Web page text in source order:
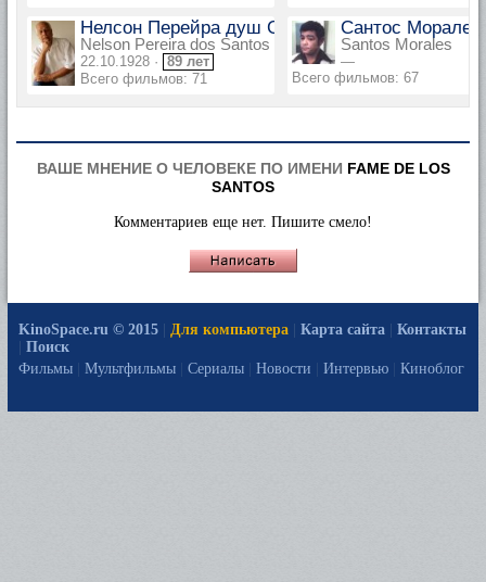
Нелсон Перейра душ Сантуш
Nelson Pereira dos Santos
22.10.1928 · 89 лет
Всего фильмов: 71
Сантос Моралес
Santos Morales
—
Всего фильмов: 67
ВАШЕ МНЕНИЕ О ЧЕЛОВЕКЕ ПО ИМЕНИ FAME DE LOS
SANTOS
Комментариев еще нет. Пишите смело!
KinoSpace.ru © 2015 Для компьютера Карта сайта
Контакты
Поиск
Фильмы
Мультфильмы Сериалы Новости Интервью Киноблог